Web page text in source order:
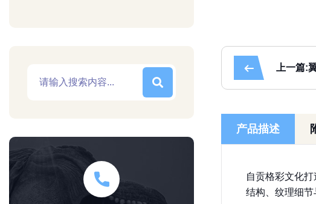
上一篇:
产品描述
自贡格彩文化打
结构、纹理细节